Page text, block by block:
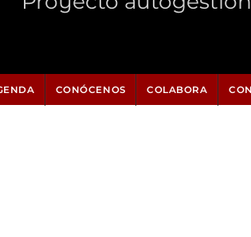
CONÓCENOS COLABORA